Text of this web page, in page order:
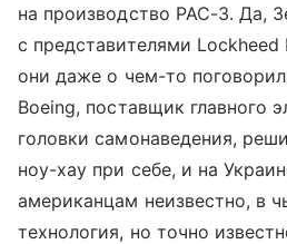
на производство PAC-3. Да,
с представителями
они даже о чем-то
Boeing, поставщик главного
головки самонаведения,
ноу-хау при себе, и на
американцам неизвестно, в
технология, но точно